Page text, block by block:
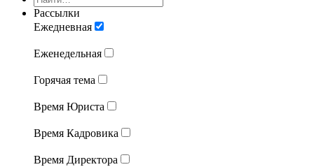
Рассылки
Ежедневная
Еженедельная
Горячая тема
Время Юриста
Время Кадровика
Время Директора